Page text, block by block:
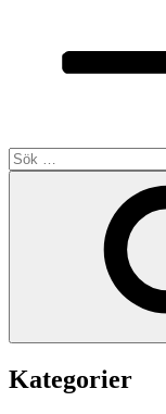
Sök
efter:
Kategorier